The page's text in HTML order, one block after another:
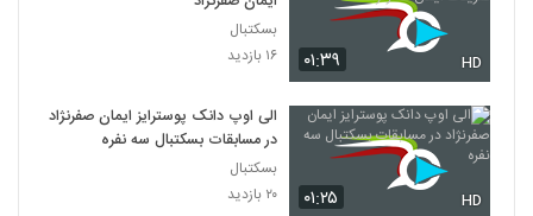
۰۱:۳۹ HD
بسکتبال
۱۶ بازدید
۰۱:۲۵ HD
الی اوپ دانک پوسترایز ایمان صفرنژاد
در مسابقات بسکتبال سه نفره
بسکتبال
۲۰ بازدید